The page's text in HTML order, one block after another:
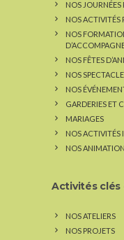
NOS
NOS ACTIVITÉS
NOS
NOS FÊTES
NOS
NOS
GARDERIES ET
MARIAGES
NOS ACTIVITÉS
NOS
Activités clés
NOS ATELIERS
NOS PROJETS